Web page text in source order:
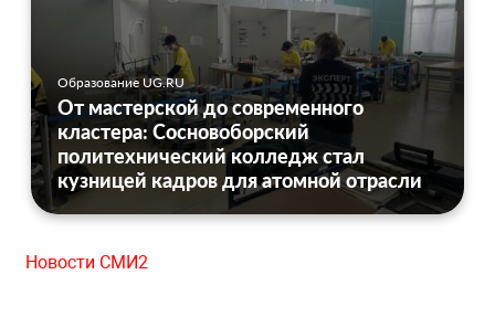
Образование UG.RU
От мастерской до современного
кластера: Сосновоборский
политехнический колледж стал
кузницей кадров для атомной отрасли
Новости СМИ2